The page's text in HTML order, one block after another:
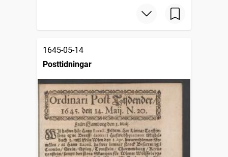
1645-05-14
Posttidningar